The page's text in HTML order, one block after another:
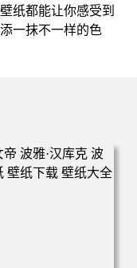
纸都能让你感受到
一抹不一样的色